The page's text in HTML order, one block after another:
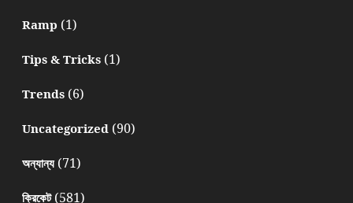
Ramp (1)
Tips & Tricks(1)
Trends(6)
Uncategorized(90)
অন্যান্য(71)
ক্রিকেট(581)